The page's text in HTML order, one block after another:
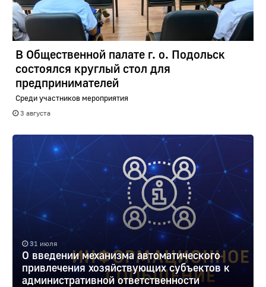
В Общественной палате г. о. Подольск
состоялся круглый стол для
предпринимателей
Среди участников мероприятия
3 августа
31 июля
О введении механизма автоматического
привлечения хозяйствующих субъектов к
административной ответственности